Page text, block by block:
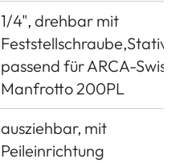
1/4", drehbar mit
passend für ARCA-Swiss,
Manfrotto 200PL
ausziehbar, mit
Peileinrichtung